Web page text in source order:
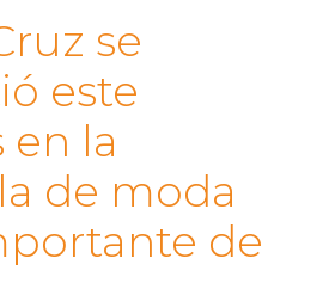
se
este
en la
de moda
de